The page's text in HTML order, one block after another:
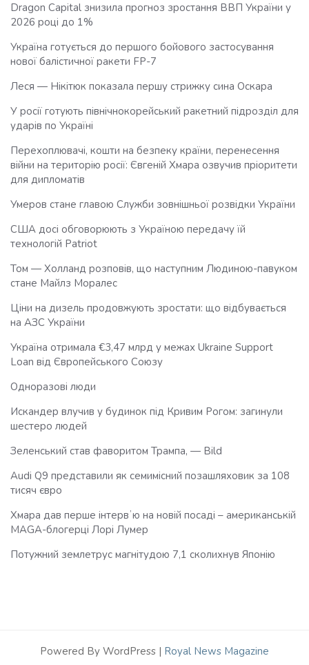
Dragon Capital знизила прогноз зростання ВВП України у
2026 році до 1%
Україна готується до першого бойового застосування
нової балістичної ракети FP-7
Леся — Нікітюк показала першу стрижку сина Оскара
У росії готують північнокорейський ракетний підрозділ для
ударів по Україні
Перехоплювачі, кошти на безпеку країни, перенесення
війни на територію росії: Євгеній Хмара озвучив пріоритети
для дипломатів
Умеров стане главою Служби зовнішньої розвідки України
США досі обговорюють з Україною передачу їй
технологій Patriot
Том — Холланд розповів, що наступним Людиною-павуком
стане Майлз Моралес
Ціни на дизель продовжують зростати: що відбувається
на АЗС України
Україна отримала €3,47 млрд у межах Ukraine Support
Loan від Європейського Союзу
Одноразові люди
Искандер влучив у будинок під Кривим Рогом: загинули
шестеро людей
Зеленський став фаворитом Трампа, — Bild
Audi Q9 представили як семимісний позашляховик за 108
тисяч євро
Хмара дав перше інтервʼю на новій посаді – американській
MAGA-блогерці Лорі Лумер
Потужний землетрус магнітудою 7,1 сколихнув Японію
Powered By WordPress | Royal News Magazine